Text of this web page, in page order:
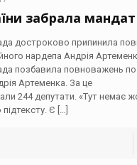
забрала
достроково припинила
нардепа Андрія
позбавила повноважень
Артеменка. За це
244 депутати. «Тут немає
Є […]